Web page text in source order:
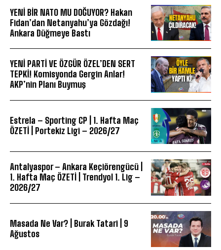
YENİ BİR NATO MU DOĞUYOR? Hakan
Fidan’dan Netanyahu’ya Gözdağı!
Ankara Düğmeye Bastı
YENİ PARTİ VE ÖZGÜR ÖZEL’DEN SERT
TEPKİ! Komisyonda Gergin Anlar!
AKP’nin Planı Buymuş
Estrela – Sporting CP | 1. Hafta Maç
ÖZETİ | Portekiz Ligi – 2026/27
Antalyaspor – Ankara Keçiörengücü |
1. Hafta Maç ÖZETİ | Trendyol 1. Lig –
2026/27
Masada Ne Var? | Burak Tatari | 9
Ağustos